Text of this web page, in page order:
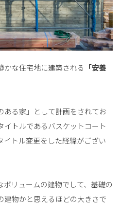
かな住宅地に建築される 「安養
ある家」として計画をされてお
イトルであるバスケットコート
イトル変更をした経緯がござい
ボリュームの建物でして、基礎の
建物かと思えるほどの大きさで